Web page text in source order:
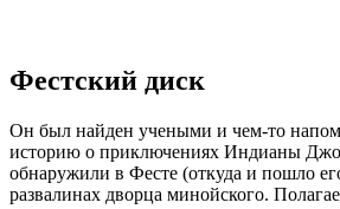
Фестский диск
Он был найден учеными и чем-то
историю о приключениях Индианы
обнаружили в Фесте (откуда и пошло
развалинах дворца минойского.